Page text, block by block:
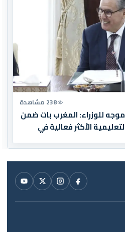
238 مشاهدة
للوزراء: المغرب بات ضمن
التعليمية الأكثر فعالية في